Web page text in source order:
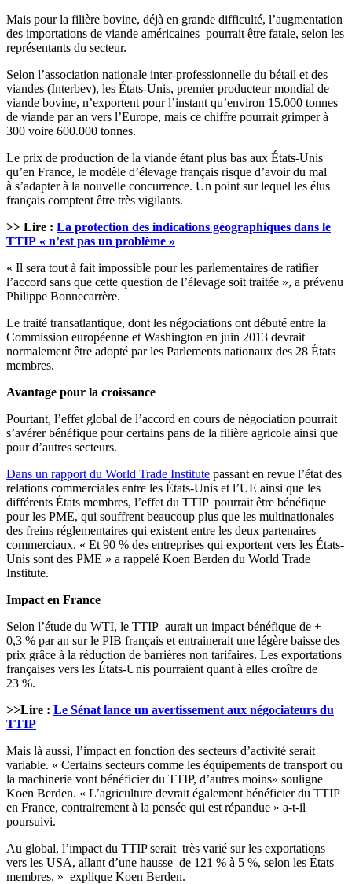
Mais pour la filière bovine, déjà en grande difficulté, l’augmentation
des importations de viande américaines pourrait être fatale, selon les
représentants du secteur.
Selon l’association nationale inter-professionnelle du bétail et des
viandes (Interbev), les États-Unis, premier producteur mondial de
viande bovine, n’exportent pour l’instant qu’environ 15.000 tonnes
de viande par an vers l’Europe, mais ce chiffre pourrait grimper à
300 voire 600.000 tonnes.
Le prix de production de la viande étant plus bas aux États-Unis
qu’en France, le modèle d’élevage français risque d’avoir du mal
à s’adapter à la nouvelle concurrence. Un point sur lequel les élus
français comptent être très vigilants.
>> Lire : La protection des indications géographiques dans le
TTIP « n’est pas un problème »
« Il sera tout à fait impossible pour les parlementaires de ratifier
l’accord sans que cette question de l’élevage soit traitée », a prévenu
Philippe Bonnecarrère.
Le traité transatlantique, dont les négociations ont débuté entre la
Commission européenne et Washington en juin 2013 devrait
normalement être adopté par les Parlements nationaux des 28 États
membres.
Avantage pour la croissance
Pourtant, l’effet global de l’accord en cours de négociation pourrait
s’avérer bénéfique pour certains pans de la filière agricole ainsi que
pour d’autres secteurs.
Dans un rapport du World Trade Institute passant en revue l’état des
relations commerciales entre les États-Unis et l’UE ainsi que les
différents États membres, l’effet du TTIP pourrait être bénéfique
pour les PME, qui souffrent beaucoup plus que les multinationales
des freins réglementaires qui existent entre les deux partenaires
commerciaux. « Et 90 % des entreprises qui exportent vers les États-
Unis sont des PME » a rappelé Koen Berden du World Trade
Institute.
Impact en France
Selon l’étude du WTI, le TTIP aurait un impact bénéfique de +
0,3 % par an sur le PIB français et entrainerait une légère baisse des
prix grâce à la réduction de barrières non tarifaires. Les exportations
françaises vers les États-Unis pourraient quant à elles croître de
23 %.
>>Lire : Le Sénat lance un avertissement aux négociateurs du
TTIP
Mais là aussi, l’impact en fonction des secteurs d’activité serait
variable. « Certains secteurs comme les équipements de transport ou
la machinerie vont bénéficier du TTIP, d’autres moins» souligne
Koen Berden. « L’agriculture devrait également bénéficier du TTIP
en France, contrairement à la pensée qui est répandue » a-t-il
poursuivi.
Au global, l’impact du TTIP serait très varié sur les exportations
vers les USA, allant d’une hausse de 121 % à 5 %, selon les États
membres, » explique Koen Berden.